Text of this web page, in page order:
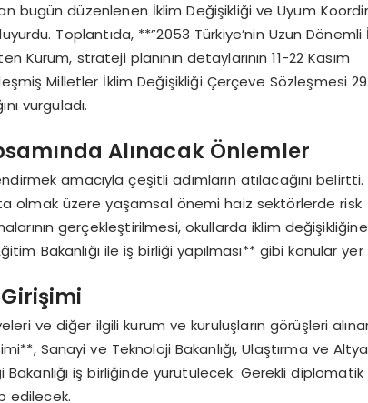
bugün düzenlenen İklim Değişikliği ve Uyum
Toplantıda, **”2053 Türkiye’nin Uzun Dönemli
Kurum, strateji planının detaylarının 11-22 Kasım
Milletler İklim Değişikliği Çerçeve Sözleşmesi 29.
vurguladı.
Alınacak Önlemler
amacıyla çeşitli adımların atılacağını belirtti.
olmak üzere yaşamsal önemi haiz sektörlerde risk
gerçekleştirilmesi, okullarda iklim
Bakanlığı ile iş birliği yapılması** gibi konular yer
ve diğer ilgili kurum ve kuruluşların görüşleri
Sanayi ve Teknoloji Bakanlığı, Ulaştırma ve
Bakanlığı iş birliğinde yürütülecek. Gerekli diplomatik
edilecek.